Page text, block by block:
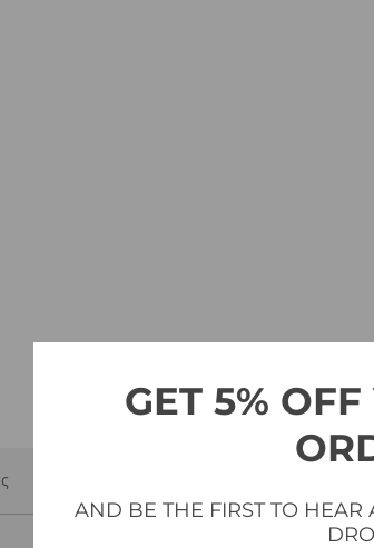
GET 5%
AND BE THE FIRST TO